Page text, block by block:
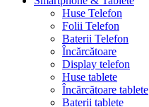
Huse Telefon
Folii Telefon
Baterii Telefon
Încărcătoare
Display telefon
Huse tablete
Încărcătoare tablete
Baterii tablete